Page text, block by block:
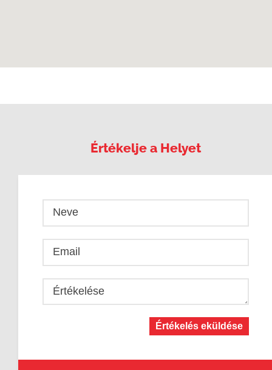
Értékelje a Helyet
Neve
Email
Értékelése
Értékelés eküldése